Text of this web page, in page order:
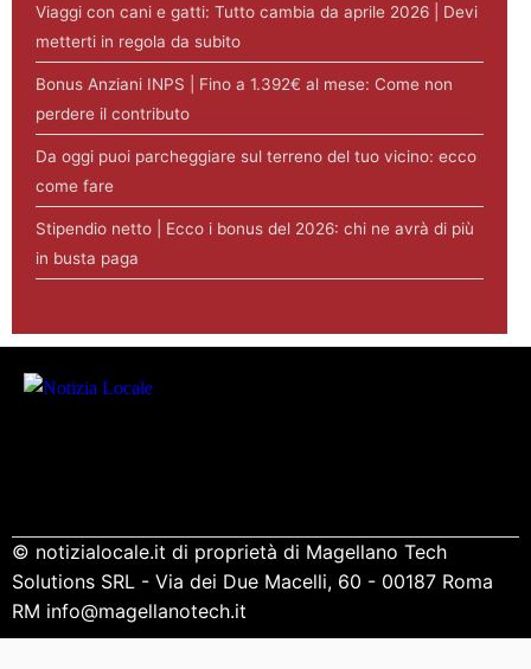
Viaggi con cani e gatti: Tutto cambia da aprile 2026 | Devi
metterti in regola da subito
Bonus Anziani INPS | Fino a 1.392€ al mese: Come non
perdere il contributo
Da oggi puoi parcheggiare sul terreno del tuo vicino: ecco
come fare
Stipendio netto | Ecco i bonus del 2026: chi ne avrà di più
in busta paga
© notizialocale.it di proprietà di Magellano Tech
Solutions SRL - Via dei Due Macelli, 60 - 00187 Roma
RM info@magellanotech.it